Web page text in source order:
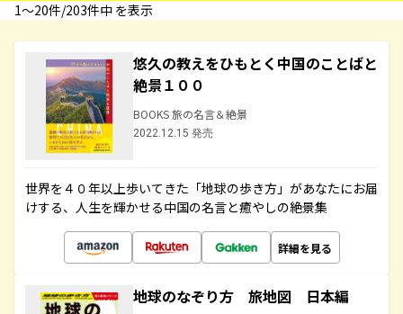
1〜20件/203件中 を表示
悠久の教えをひもとく中国のことばと
絶景１００
BOOKS 旅の名言＆絶景
2022.12.15 発売
世界を４０年以上歩いてきた「地球の歩き方」があなたにお届
けする、人生を輝かせる中国の名言と癒やしの絶景集
詳細を見る
地球のなぞり方 旅地図 日本編